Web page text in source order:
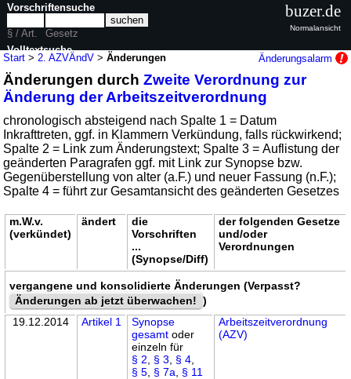
Start > 2. AZVÄndV >Änderungen Änderungsalarm
Änderungen durchZweite Verordnung zur
Änderung der Arbeitszeitverordnung
chronologisch absteigend nach Spalte 1 = Datum
Inkrafttreten, ggf. in Klammern Verkündung, falls rückwirkend;
Spalte 2 = Link zum Änderungstext; Spalte 3 = Auflistung der
geänderten Paragrafen ggf. mit Link zur Synopse bzw.
Gegenüberstellung von alter (a.F.) und neuer Fassung (n.F.);
Spalte 4 = führt zur Gesamtansicht des geänderten Gesetzes
m.W.v.
(verkündet)
ändert
die
Vorschriften
...
(Synopse/Diff)
der folgenden Gesetze
und/oder
Verordnungen
vergangene und konsolidierte Änderungen (Verpasst?
Änderungen ab jetzt überwachen! )
19.12.2014
Artikel 1
Synopse
gesamt oder
einzeln für
§ 2
§ 3 § 4
§ 5 § 7a § 11
Arbeitszeitverordnung
(AZV)
Vorschriftensuche
§ / Art.
Gesetz
Volltextsuche
nur in 2. AZVÄndV
buzer.de
Normalansicht